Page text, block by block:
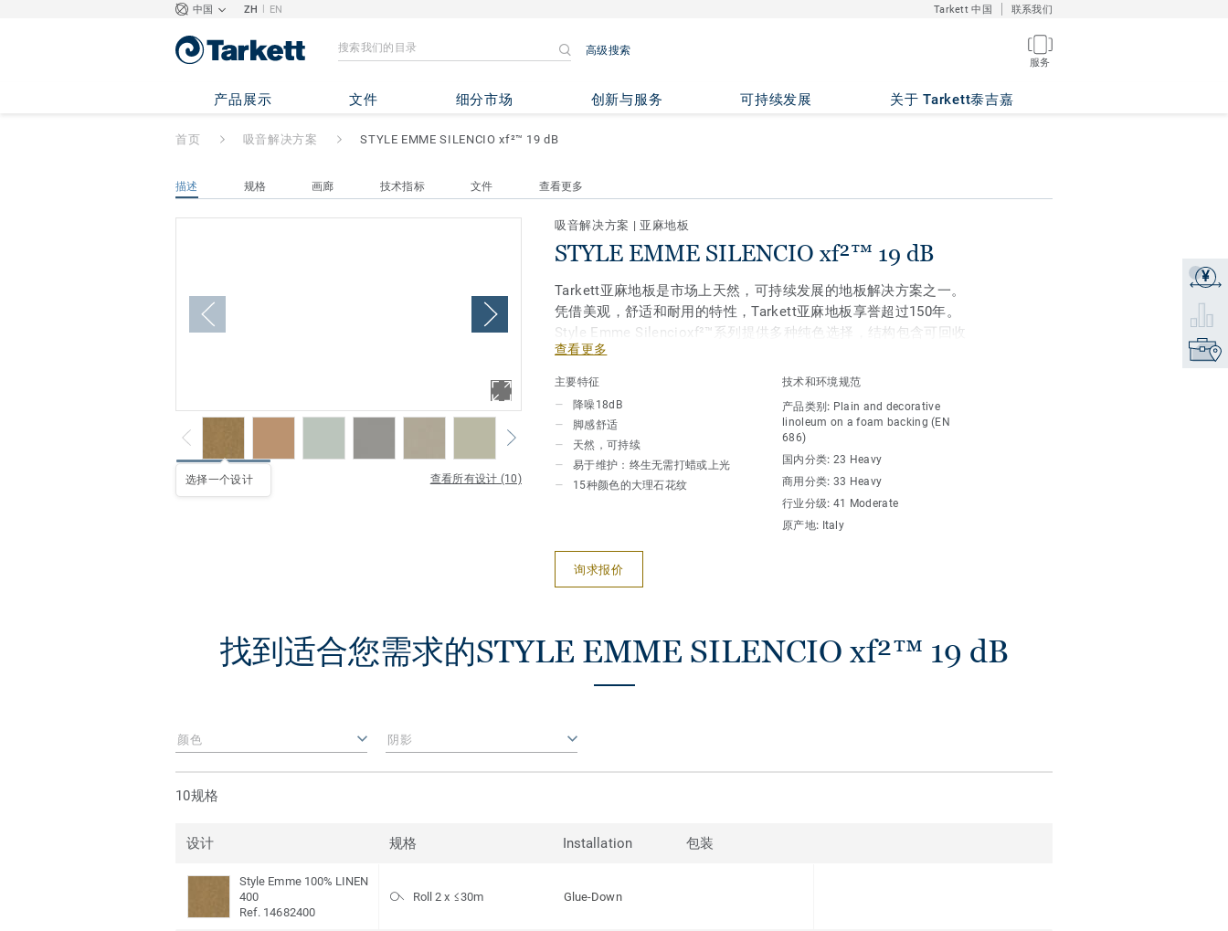
中国 ZH | EN Tarkett 中国 联系我们
高级搜索
服务
产品展示 文件 细分市场 创新与服务 可持续发展 关于 Tarkett泰吉嘉
STYLE EMME SILENCIO xf²™ 19 dB
¥
获取报
选择要
找到销
首页 吸音解决方案 STYLE EMME SILENCIO xf²™ 19 dB
描述 规格 画廊 技术指标 文件 查看更多
选择一个设计 查看所有设计 (10)
吸音解决方案 | 亚麻地板
STYLE EMME SILENCIO xf²™ 19 dB
Tarkett亚麻地板是市场上天然，可持续发展的地板解决方案之一。
凭借美观，舒适和耐用的特性，Tarkett亚麻地板享誉超过150年。
Style Emme Silencioxf²™系列提供多种纯色选择，结构包含可回收
的1.3mm发泡底层，可增强脚感舒适度并将具备18dB降噪性能。产
品采用独特的xf²™表面处理，具有更高的耐用性，更易于清洁维护。
查看更多
主要特征
降噪18dB
脚感舒适
天然，可持续
易于维护：终生无需打蜡或上光
15种颜色的大理石花纹
技术和环境规范
产品类别: Plain and decorative
linoleum on a foam backing (EN
686)
国内分类: 23 Heavy
商用分类: 33 Heavy
行业分级: 41 Moderate
原产地: Italy
询求报价
找到适合您需求的STYLE EMME SILENCIO xf²™ 19 dB
颜色 阴影
10规格
设计 规格 Installation 包装
Style Emme 100% LINEN
400
Ref. 14682400
Roll 2 x ≤30m Glue-Down